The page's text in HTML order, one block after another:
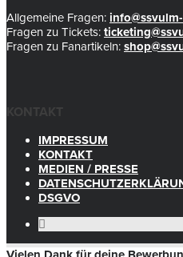
Allgemeine Fragen:
Fragen zu Tickets:
Fragen zu Fanartikeln:
KONTAKT
IMPRESSUM
KONTAKT
MEDIEN / PRESSE
DSGVO